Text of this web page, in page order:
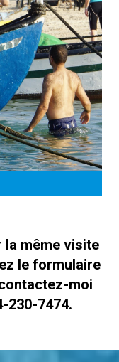
même visite
le formulaire
moi
230-7474.